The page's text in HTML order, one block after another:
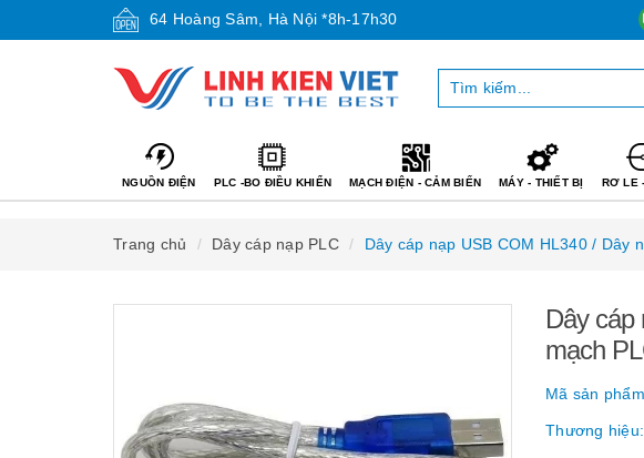
64 Hoàng Sâm, Hà Nội *8h-17h30
NGUỒN ĐIỆN PLC -BO ĐIỀU KHIỂN MẠCH ĐIỆN - CẢM BIẾN MÁY - THIẾT BỊ RƠ LE
Trang chủ Dây cáp nạp PLC Dây cáp nạp USB COM HL340 / Dây
Dây cáp
mạch
Mã sản
Thương